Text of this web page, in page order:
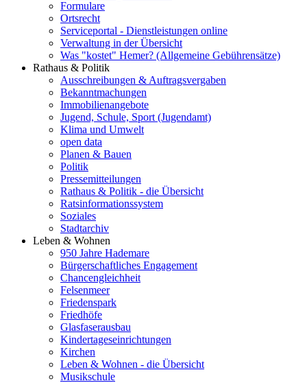
Formulare
Ortsrecht
Serviceportal - Dienstleistungen online
Verwaltung in der Übersicht
Was "kostet" Hemer? (Allgemeine Gebührensätze)
Rathaus & Politik
Ausschreibungen & Auftragsvergaben
Bekanntmachungen
Immobilienangebote
Jugend, Schule, Sport (Jugendamt)
Klima und Umwelt
open data
Planen & Bauen
Politik
Pressemitteilungen
Rathaus & Politik - die Übersicht
Ratsinformationssystem
Soziales
Stadtarchiv
Leben & Wohnen
950 Jahre Hademare
Bürgerschaftliches Engagement
Chancengleichheit
Felsenmeer
Friedenspark
Friedhöfe
Glasfaserausbau
Kindertageseinrichtungen
Kirchen
Leben & Wohnen - die Übersicht
Musikschule